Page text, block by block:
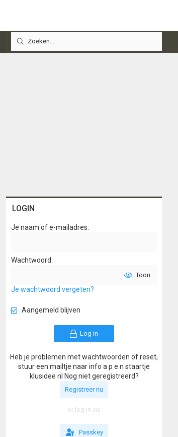
LOGIN
Je naam of e-mailadres
Wachtwoord
Toon
Je wachtwoord vergeten?
Aangemeld blijven
Log in
Heb je problemen met wachtwoorden of reset,
stuur een mailtje naar info a p e n staartje
klusidee nl Nog niet geregistreerd?
Registreer nu
or log in via
Passkey